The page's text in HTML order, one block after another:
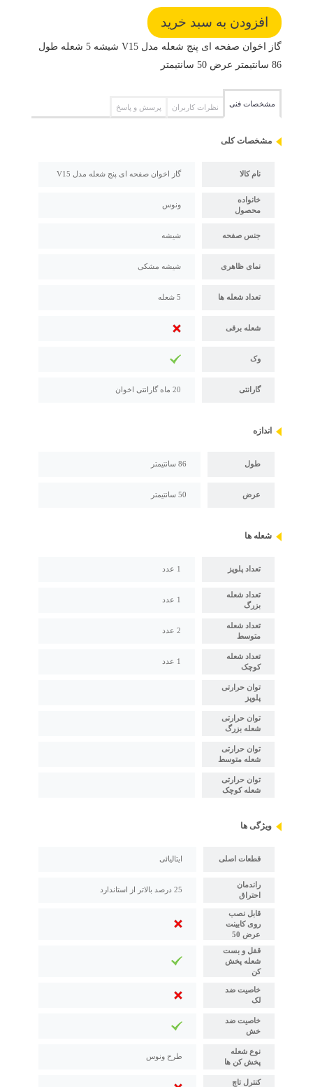
گاز اخوان صفحه ای پنج شعله مدل V15 شیشه 5 شعله طول
86 سانتیمتر عرض 50 سانتیمتر
مشخصات فنی نظرات کاربران پرسش و پاسخ
مشخصات کلی
نام کالا گاز اخوان صفحه ای پنج شعله مدل V15
خانواده
محصول
ونوس
جنس صفحه شیشه
نمای ظاهری شیشه مشکی
تعداد شعله ها 5 شعله
شعله برقی
وک
گارانتی 20 ماه گارانتی اخوان
اندازه
طول 86 سانتیمتر
عرض 50 سانتیمتر
شعله ها
تعداد پلوپز 1 عدد
تعداد شعله
بزرگ
1 عدد
تعداد شعله
متوسط
2 عدد
تعداد شعله
کوچک
1 عدد
توان حرارتی
پلوپز
توان حرارتی
شعله بزرگ
توان حرارتی
شعله متوسط
توان حرارتی
شعله کوچک
ویژگی ها
قطعات اصلی ایتالیائی
راندمان
احتراق
25 درصد بالاتر از استاندارد
قابل نصب
روی کابینت
عرض 50
قفل و بست
شعله پخش
کن
خاصیت ضد
لک
خاصیت ضد
خش
نوع شعله
پخش کن ها
طرح ونوس
کنترل تاچ